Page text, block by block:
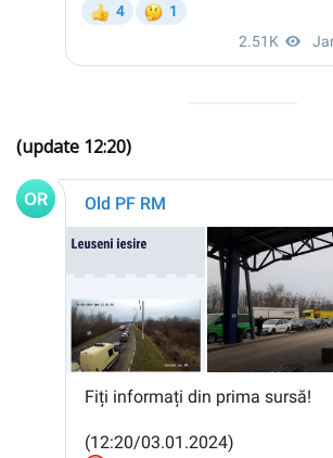
(update 12:20)